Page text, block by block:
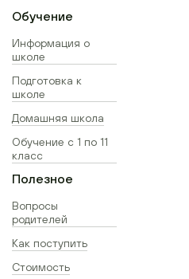
Обучение
Информация о
школе
Подготовка к
школе
Домашняя школа
Обучение с 1 по 11
класс
Полезное
Вопросы
родителей
Как поступить
Стоимость